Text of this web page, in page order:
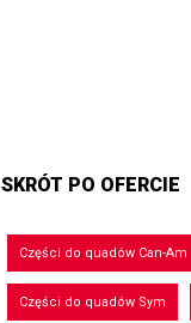
SKRÓT PO OFERCIE
Części do quadów Can-Am
Części do quadów Sym